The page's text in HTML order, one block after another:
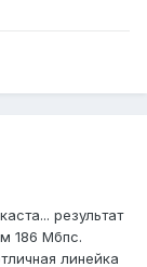
результат
186 Мбпс.
линейка